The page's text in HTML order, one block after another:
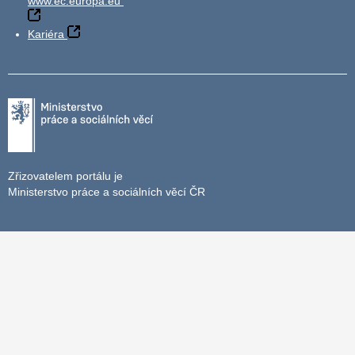
Kariéra
Zřizovatelem portálu je
Ministerstvo práce a sociálních věcí ČR